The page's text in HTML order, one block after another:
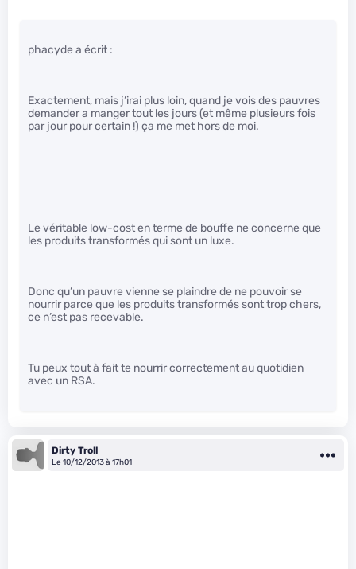
phacyde a écrit :
Exactement, mais j’irai plus loin, quand je vois des pauvres
demander a manger tout les jours (et même plusieurs fois
par jour pour certain !) ça me met hors de moi.
Le véritable low-cost en terme de bouffe ne concerne que
les produits transformés qui sont un luxe.
Donc qu’un pauvre vienne se plaindre de ne pouvoir se
nourrir parce que les produits transformés sont trop chers,
ce n’est pas recevable.
Tu peux tout à fait te nourrir correctement au quotidien
avec un RSA.
Dirty Troll
Le 10/12/2013 à 17h01